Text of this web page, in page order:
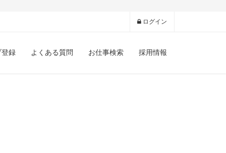
ログイン
登録 よくある質問 お仕事検索 採用情報